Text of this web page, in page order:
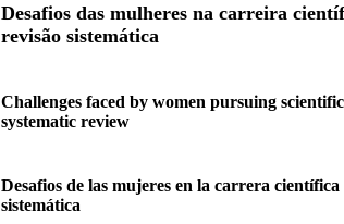
Desafios das mulheres na carreira
revisão sistemática
Challenges faced by women pursuing
systematic review
Desafios de las mujeres en la carrera
sistemática